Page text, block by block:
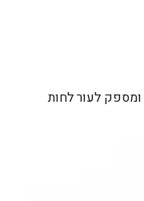
ומספק לעור לחות